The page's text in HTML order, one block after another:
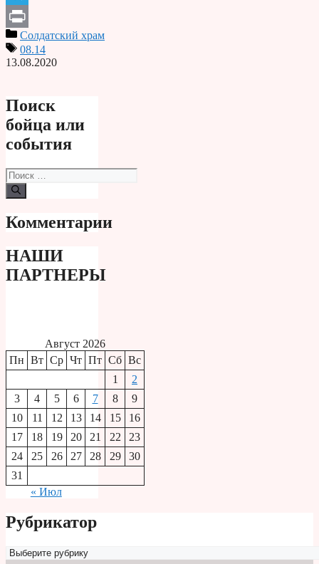
Telegram
PrintСолдатский храм
08.14
13.08.2020
Поиск
бойца или
события
Поиск:
Комментарии
НАШИ
ПАРТНЕРЫ
Август 2026
Пн Вт Ср Чт Пт Сб Вс
1
2
3
4 5 6 7 8
9
10
11 12 13 14 15
16
17
18 19 20 21 22
23
24
25 26 27 28 29
30
31
« Июл
Рубрикатор
Рубрикатор